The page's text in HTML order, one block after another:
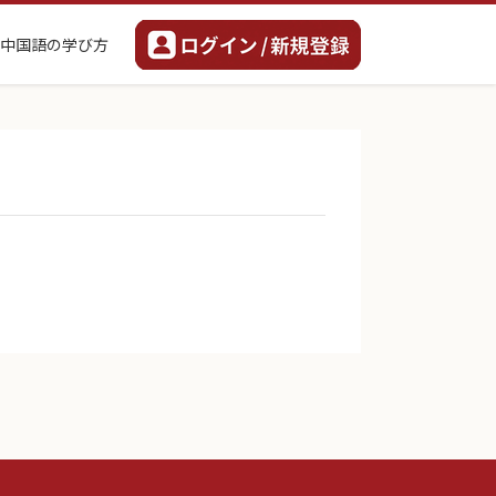
中国語の学び方